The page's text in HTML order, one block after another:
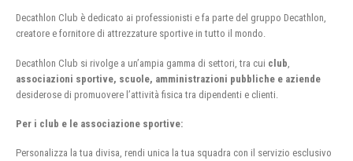
Decathlon Club è dedicato ai professionisti e fa parte del gruppo Decathlon,
creatore e fornitore di attrezzature sportive in tutto il mondo.
Decathlon Club si rivolge a un’ampia gamma di settori, tra cui club
associazioni sportive, scuole, amministrazioni pubbliche e aziende
desiderose di promuovere l’attività fisica tra dipendenti e clienti.
Per i club e le associazione sportive:
Personalizza la tua divisa, rendi unica la tua squadra con il servizio esclusivo